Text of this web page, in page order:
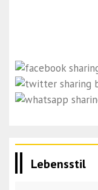
Lebensstil